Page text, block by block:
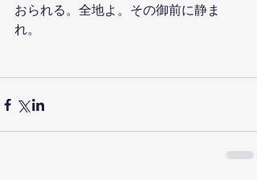
おられる。全地よ。その御前に静ま
れ。